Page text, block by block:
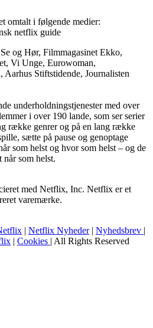
omtalt i følgende medier:
og Hør, Filmmagasinet Ekko,
Vi Unge, Eurowoman,
Aarhus Stiftstidende, Journalisten
underholdningstjenester med over
i over 190 lande, som ser serier
række genrer og på en lang række
sætte på pause og genoptage
som helst og hvor som helst – og de
når som helst.
med Netflix, Inc. Netflix er et
varemærke.
| Netflix Nyheder| Nyhedsbrev |
| Cookies | All Rights Reserved